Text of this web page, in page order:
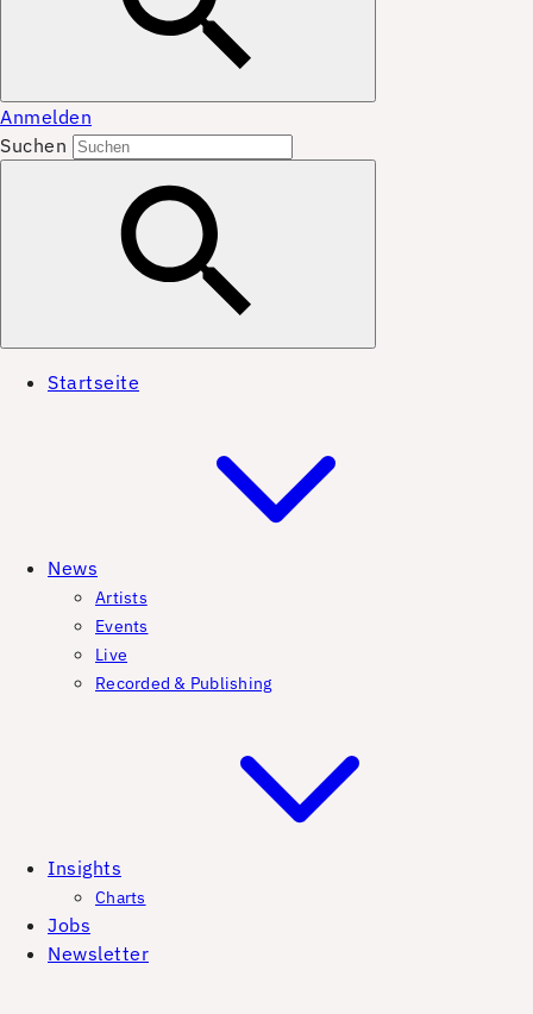
Anmelden
Suchen
Startseite
News
Artists
Events
Live
Recorded & Publishing
Insights
Charts
Jobs
Newsletter